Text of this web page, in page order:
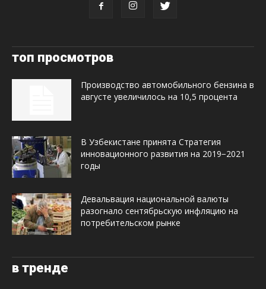
топ просмотров
Производство автомобильного бензина в
августе увеличилось на 10,5 процента
В Узбекистане принята Стратегия
инновационного развития на 2019−2021
годы
Девальвация национальной валюты
разогнало сентябрьскую инфляцию на
потребительском рынке
в тренде